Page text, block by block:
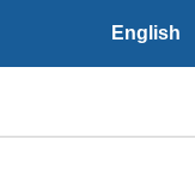
English
khí thải
như tin